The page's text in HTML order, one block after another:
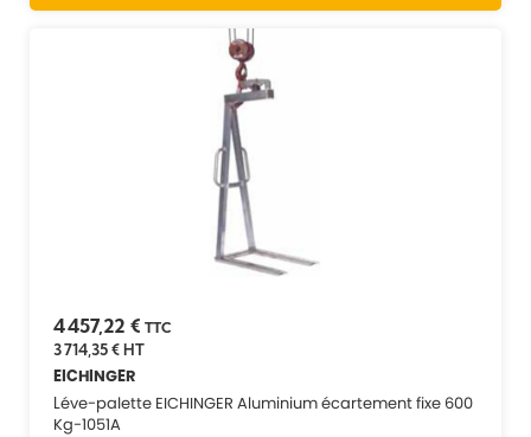
4 457,22 € TTC
3 714,35 €HT
EICHINGER
Léve-palette EICHINGER Aluminium écartement fixe 600
Kg-1051A